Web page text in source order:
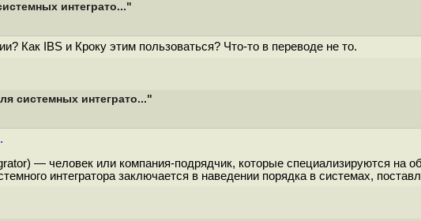
интеграто..."
Как IBS и Кроку этим пользоваться? Что-то в переводе не то.
системных интеграто..."
— человек или компания-подрядчик, которые специализируются на
интегратора заключается в наведении порядка в системах,